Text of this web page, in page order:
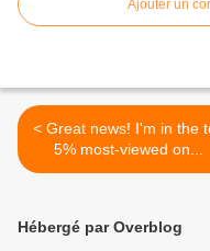
Ajouter un
< Great news! I'm in the top
5% most-viewed on...
Hébergé par Overblog